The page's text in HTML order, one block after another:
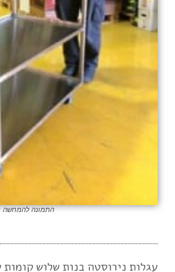
התמונה להמחשה
עגלות נירוסטה בנות שלוש